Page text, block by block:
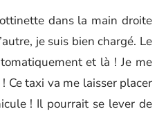
dans la main droite
je suis bien chargé. Le
et là ! Je me
! Ce taxi va me laisser placer
! Il pourrait se lever de